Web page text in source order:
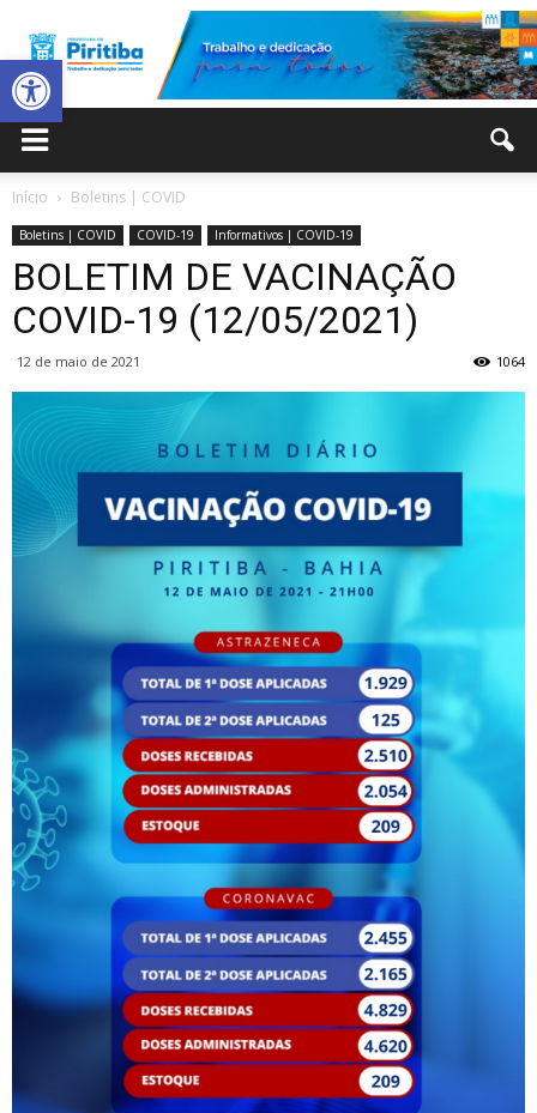
Abrir a barra de ferramentas
Municipal
Piritiba
Início Boletins | COVID
Boletins | COVID COVID-19 Informativos | COVID-19
BOLETIM DE VACINAÇÃO
COVID-19 (12/05/2021)
12 de maio de 2021 1064